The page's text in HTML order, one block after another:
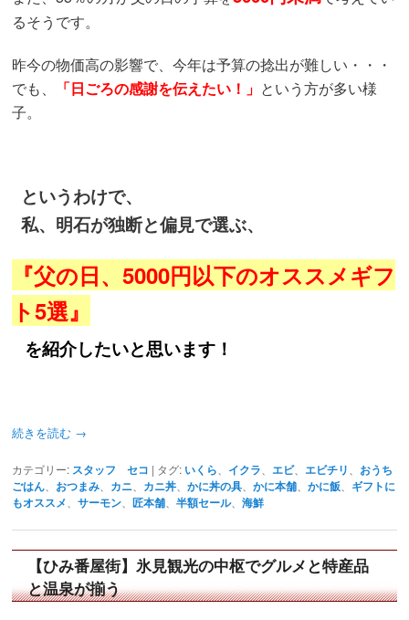
るそうです。
昨今の物価高の影響で、今年は予算の捻出が難しい・・・
でも、
「日ごろの感謝を伝えたい！」 という方が多い様
子。
というわけで、
私、明石が独断と偏見で選ぶ、
『父の日、5000円以下のオススメギフ
ト5選』
を紹介したいと思います！
続きを読む →
カテゴリー: スタッフ セコ | タグ: いくら イクラ エビ、 エビチリ
おうち
ごはん
おつまみ カニ カニ丼 、かに丼の具 、かに本舗 、かに飯
ギフトに
もオススメ 、サーモン 、匠本舗 、半額セール、海鮮
【ひみ番屋街】氷見観光の中枢でグルメと特産品
と温泉が揃う